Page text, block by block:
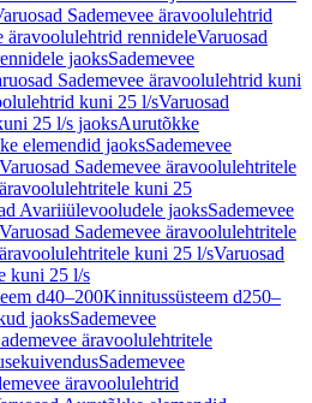
Sademevee äravoolulehtrid
äravoolulehtrid rennideleVaruosad
jaoksSademevee
Sademevee äravoolulehtrid kuni
kuni 25 l/sVaruosad
25 l/s jaoksAurutõkke
elemendid jaoksSademevee
Varuosad Sademevee äravoolulehtritele
kuni 25
Avariiülevooludele jaoksSademevee
Varuosad Sademevee äravoolulehtritele
kuni 25 l/sVaruosad
kuni 25 l/s
d40–200Kinnitussüsteem d250–
jaoksSademevee
äravoolulehtritele
Sademevee
äravoolulehtrid